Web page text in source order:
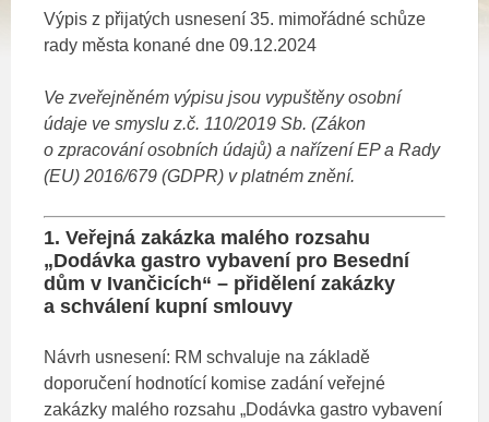
Výpis z přijatých usnesení 35. mimořádné schůze
rady města konané dne 09.12.2024
Ve zveřejněném výpisu jsou vypuštěny osobní
údaje ve smyslu z.č. 110/2019 Sb. (Zákon
o zpracování osobních údajů) a nařízení EP a Rady
(EU) 2016/679 (GDPR) v platném znění.
1. Veřejná zakázka malého rozsahu
„Dodávka gastro vybavení pro Besední
dům v Ivančicích“ – přidělení zakázky
a schválení kupní smlouvy
Návrh usnesení: RM schvaluje na základě
doporučení hodnotící komise zadání veřejné
zakázky malého rozsahu „Dodávka gastro vybavení